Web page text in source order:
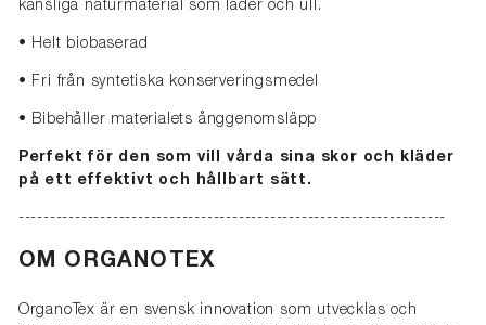
känsliga naturmaterial som läder och ull.
• Helt biobaserad
• Fri från syntetiska konserveringsmedel
• Bibehåller materialets ånggenomsläpp
Perfekt för den som vill vårda sina skor och kläder
på ett effektivt och hållbart sätt.
--------------------------------------------------------------------
OM ORGANOTEX
OrganoTex är en svensk innovation som utvecklas och